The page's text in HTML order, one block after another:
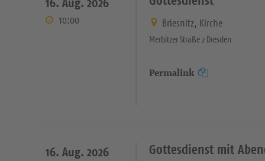
10:00 Briesnitz, Kirche
Merbitzer Straße 2 Dresden
Permalink
16. Aug. 2026 Gottesdienst mit